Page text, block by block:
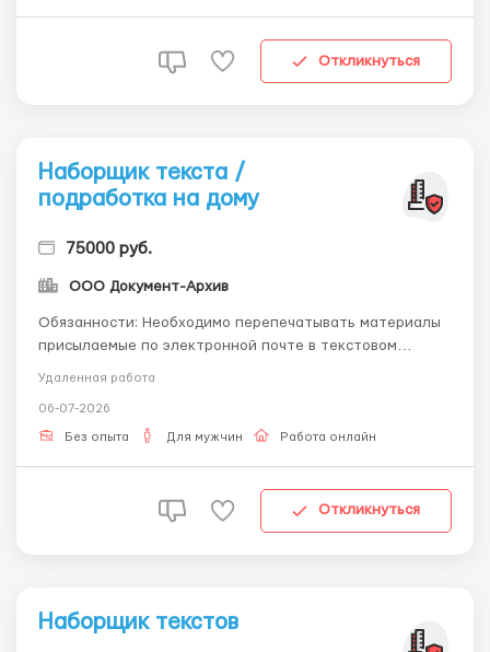
Откликнуться
Наборщик текста /
подработка на дому
75000 руб.
ООО Документ-Архив
Обязанности: Необходимо перепечатывать материалы
присылаемые по электронной почте в текстовом
Условия: Надомная работа со свободным графиком,
зарплата сдельная, можно работать удаленно или по
Удаленная работа
06-07-2026
Без опыта Для мужчин Работа онлайн
Откликнуться
Наборщик текстов